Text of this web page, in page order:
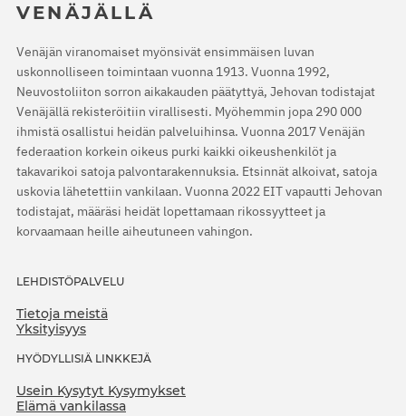
VENÄJÄLLÄ
Venäjän viranomaiset myönsivät ensimmäisen luvan
uskonnolliseen toimintaan vuonna 1913. Vuonna 1992,
Neuvostoliiton sorron aikakauden päätyttyä, Jehovan todistajat
Venäjällä rekisteröitiin virallisesti. Myöhemmin jopa 290 000
ihmistä osallistui heidän palveluihinsa. Vuonna 2017 Venäjän
federaation korkein oikeus purki kaikki oikeushenkilöt ja
takavarikoi satoja palvontarakennuksia. Etsinnät alkoivat, satoja
uskovia lähetettiin vankilaan. Vuonna 2022 EIT vapautti Jehovan
todistajat, määräsi heidät lopettamaan rikossyytteet ja
korvaamaan heille aiheutuneen vahingon.
LEHDISTÖPALVELU
Tietoja meistä
Yksityisyys
HYÖDYLLISIÄ LINKKEJÄ
Usein Kysytyt Kysymykset
Elämä vankilassa